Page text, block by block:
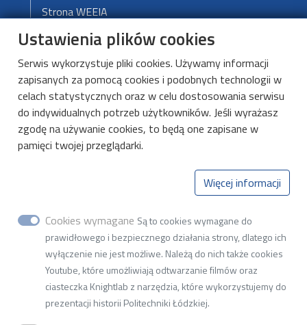
Katedra Mikroelektroniki i Technik
Informatycznych
ul. Wólczańska 221, budynek B18, 93-005 Łódź
NIP 727-002-18-95
tel. +48 (42) 631 27 27
Strona WEEIA
Władze Wydziału
DMCS
O DMCS
Aktualności
Kształcenie
Ustawienia plików cookies
Serwis wykorzystuje pliki cookies. Używamy informacji
zapisanych za pomocą cookies i podobnych technologii w
celach statystycznych oraz w celu dostosowania serwisu
do indywidualnych potrzeb użytkowników. Jeśli wyrażasz
zgodę na używanie cookies, to będą one zapisane w
pamięci twojej przeglądarki.
Więcej informacji
Cookies wymagane Są to cookies wymagane do
prawidłowego i bezpiecznego działania strony, dlatego ich
wyłączenie nie jest możliwe. Należą do nich także cookies
Youtube, które umożliwiają odtwarzanie filmów oraz
ciasteczka Knightlab z narzędzia, które wykorzystujemy do
prezentacji historii Politechniki Łódzkiej.